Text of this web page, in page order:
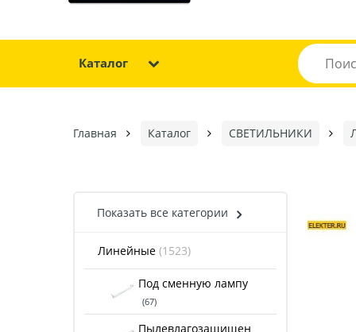
Каталог
Главная Каталог СВЕТИЛЬНИКИ
Показать все категории
Линейные (1523)
Под сменную лампу
(67)
Пылевлагозащищен